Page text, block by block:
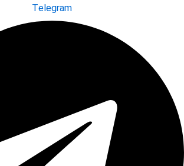
Telegram